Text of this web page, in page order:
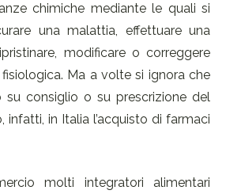
chimiche mediante le quali si
una malattia, effettuare una
modificare o correggere
Ma a volte si ignora che
su consiglio o su prescrizione del
infatti, in Italia l’acquisto di farmaci
molti integratori alimentari